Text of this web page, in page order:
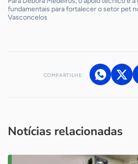
fundamentais para fortalecer o setor pet
Vasconcelos
COMPARTILHE
Notícias relacionadas